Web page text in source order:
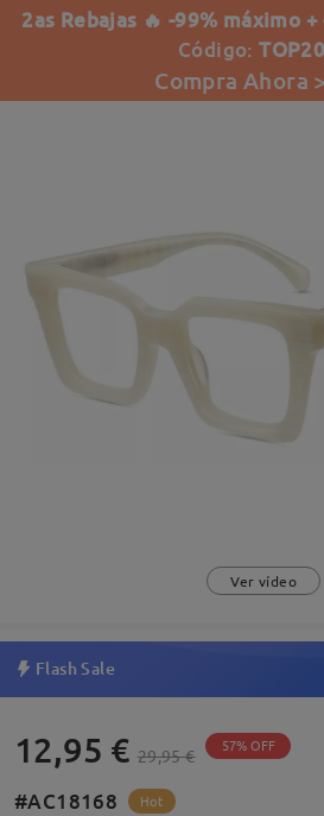
2as Rebajas 🔥 -99% máximo
Código:TOP20
Compra Ahora >
Ver vídeo
Flash Sale
12,95 € 29,95 € 57% OFF
#AC18168 Hot